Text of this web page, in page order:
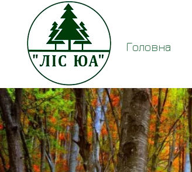
Головна